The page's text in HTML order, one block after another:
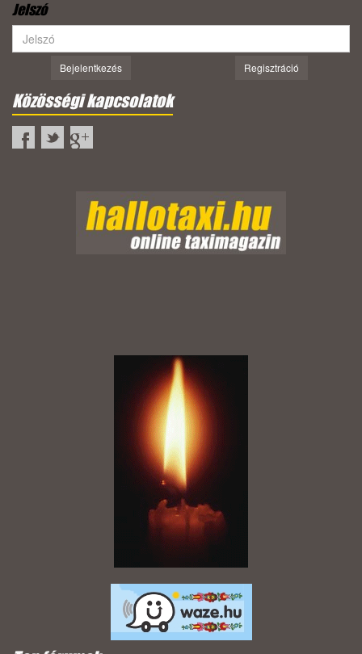
Jelszó
Bejelentkezés Regisztráció
Közösségi kapcsolatok